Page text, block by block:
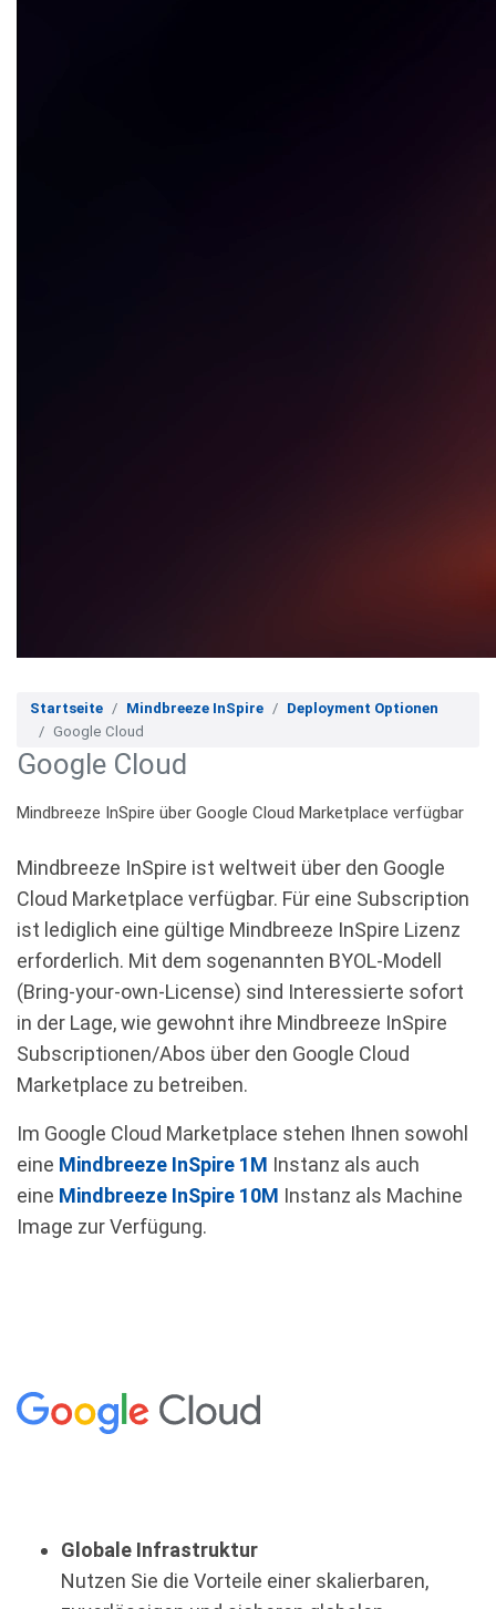
Startseite Mindbreeze InSpire
Deployment Optionen
Google Cloud
Google Cloud
Mindbreeze InSpire über Google Cloud Marketplace verfügbar
Mindbreeze InSpire ist weltweit über den Google
Cloud Marketplace verfügbar. Für eine Subscription
ist lediglich eine gültige Mindbreeze InSpire Lizenz
erforderlich. Mit dem sogenannten BYOL-Modell
(Bring-your-own-License) sind Interessierte sofort
in der Lage, wie gewohnt ihre Mindbreeze InSpire
Subscriptionen/Abos über den Google Cloud
Marketplace zu betreiben.
Im Google Cloud Marketplace stehen Ihnen sowohl
eine Mindbreeze InSpire 1M Instanz als auch
eine Mindbreeze InSpire 10M Instanz als Machine
Image zur Verfügung.
Globale Infrastruktur
Nutzen Sie die Vorteile einer skalierbaren,